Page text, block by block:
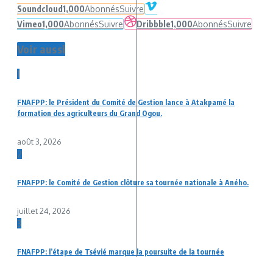
Soundcloud1,000AbonnésSuivre
Vimeo1,000AbonnésSuivre Dribbble1,000AbonnésSuivre
Voir aussi
1
FNAFPP: le Président du Comité de Gestion lance à Atakpamé la
formation des agriculteurs du Grand Ogou.
août 3, 2026
2
FNAFPP: le Comité de Gestion clôture sa tournée nationale à Aného.
juillet 24, 2026
3
FNAFPP: l’étape de Tsévié marque la poursuite de la tournée